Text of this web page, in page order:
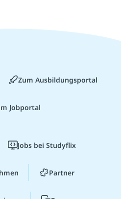
Zum Ausbildungsportal
Jobportal
Jobs bei Studyflix
Partner